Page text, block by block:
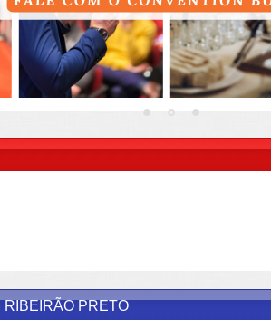
RIBEIRÃO PRETO